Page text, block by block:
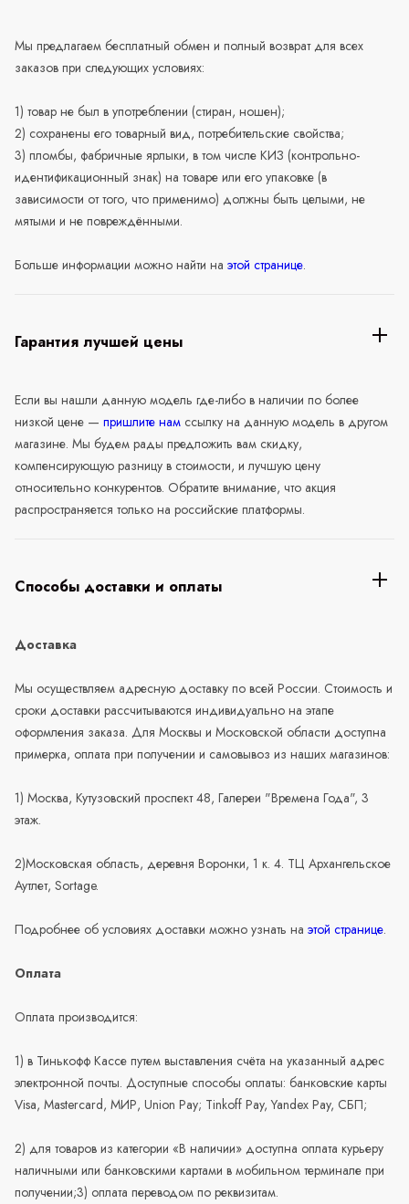
Мы предлагаем бесплатный обмен и полный возврат для всех
заказов при следующих условиях:
1) товар не был в употреблении (стиран, ношен);
2) сохранены его товарный вид, потребительские свойства;
3) пломбы, фабричные ярлыки, в том числе КИЗ (контрольно-
идентификационный знак) на товаре или его упаковке (в
зависимости от того, что применимо) должны быть целыми, не
мятыми и не повреждёнными.
Больше информации можно найти на этой странице.
Гарантия лучшей цены
Если вы нашли данную модель где-либо в наличии по более
низкой цене — пришлите нам ссылку на данную модель в другом
магазине. Мы будем рады предложить вам скидку,
компенсирующую разницу в стоимости, и лучшую цену
относительно конкурентов. Обратите внимание, что акция
распространяется только на российские платформы.
Способы доставки и оплаты
Доставка
Мы осуществляем адресную доставку по всей России. Стоимость и
сроки доставки рассчитываются индивидуально на этапе
оформления заказа. Для Москвы и Московской области доступна
примерка, оплата при получении и самовывоз из наших магазинов:
1) Москва, Кутузовский проспект 48, Галереи "Времена Года", 3
этаж.
2)Московская область, деревня Воронки, 1 к. 4. ТЦ Архангельское
Аутлет, Sortage.
Подробнее об условиях доставки можно узнать на этой странице.
Оплата
Оплата производится:
1) в Тинькофф Кассе путем выставления счёта на указанный адрес
электронной почты. Доступные способы оплаты: банковские карты
Visa, Mastercard, МИР, Union Pay; Tinkoff Pay, Yandex Pay, СБП;
2) для товаров из категории «В наличии» доступна оплата курьеру
наличными или банковскими картами в мобильном терминале при
получении;3) оплата переводом по реквизитам.